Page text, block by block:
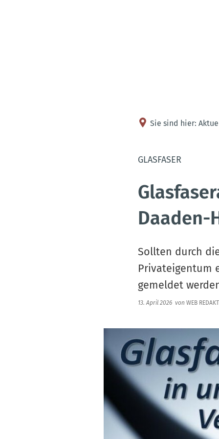
Sie sind hier:
GLASFASER
Daaden-
Sollten durch
Privateigentum
gemeldet
13. April 2026 von WEB